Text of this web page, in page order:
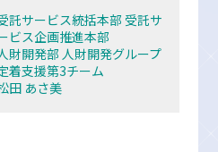
託サービス統括本部 受託サ
ビス企画推進本部
財開発部 人財開発グループ
着支援第3チーム
田 あさ美